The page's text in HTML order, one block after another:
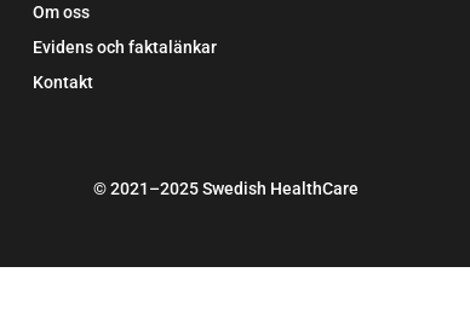
Om oss
Evidens och faktalänkar
Kontakt
© 2021–2025 Swedish HealthCare